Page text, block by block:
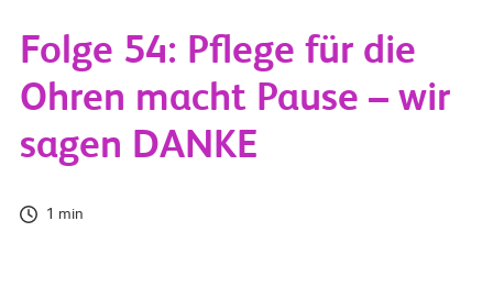
Folge 54: Pflege für die
Ohren macht Pause – wir
sagen DANKE
1 min